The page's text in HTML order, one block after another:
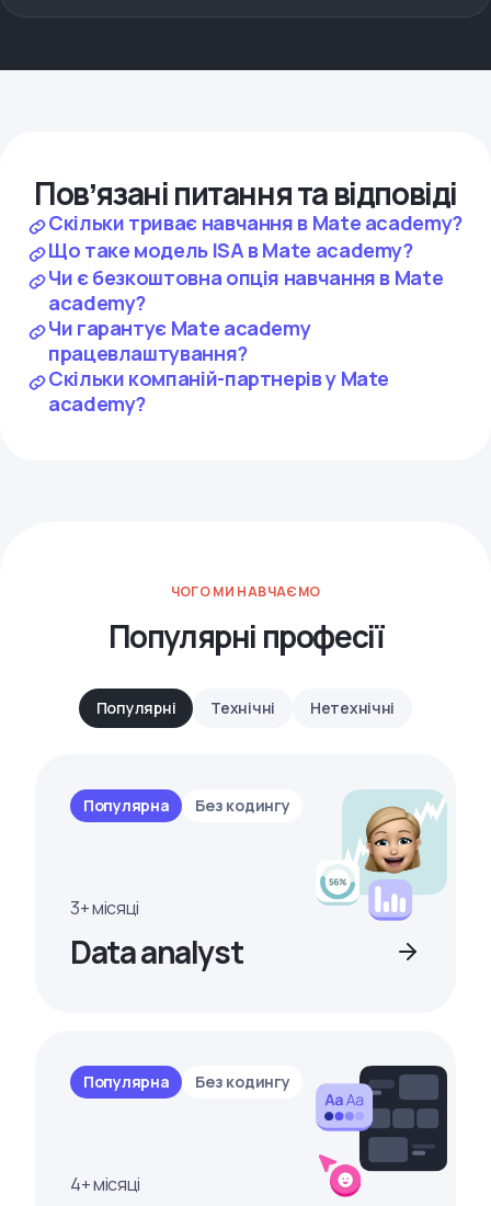
Повʼязані питання та відповіді
Скільки триває навчання в Mate academy?
Що таке модель ISA в Mate academy?
Чи є безкоштовна опція навчання в Mate
academy?
Чи гарантує Mate academy
працевлаштування?
Скільки компаній-партнерів у Mate
academy?
ЧОГО МИ НАВЧАЄМО
Популярні професії
Популярні Технічні Нетехнічні
Популярна Без кодингу
3+ місяці
Data analyst
Популярна Без кодингу
4+ місяці